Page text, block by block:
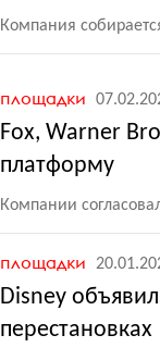
Компания
площадки
Fox, Warner
платформу
Компании
площадки
Disney
перестановках